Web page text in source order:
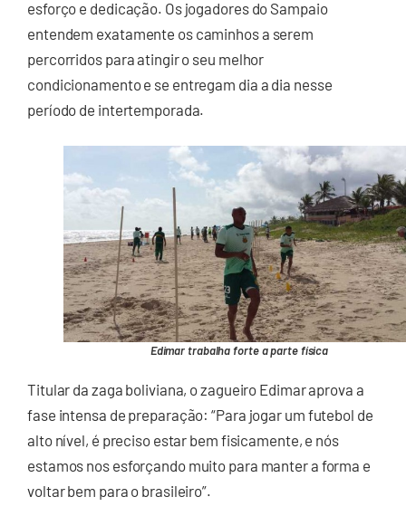
esforço e dedicação. Os jogadores do Sampaio
entendem exatamente os caminhos a serem
percorridos para atingir o seu melhor
condicionamento e se entregam dia a dia nesse
período de intertemporada.
Edimar trabalha forte a parte física
Titular da zaga boliviana, o zagueiro Edimar aprova a
fase intensa de preparação: “Para jogar um futebol de
alto nível, é preciso estar bem fisicamente, e nós
estamos nos esforçando muito para manter a forma e
voltar bem para o brasileiro”.